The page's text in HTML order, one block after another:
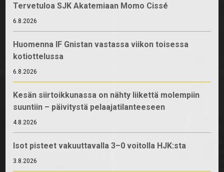
Tervetuloa SJK Akatemiaan Momo Cissé
6.8.2026
Huomenna IF Gnistan vastassa viikon toisessa
kotiottelussa
6.8.2026
Kesän siirtoikkunassa on nähty liikettä molempiin
suuntiin – päivitystä pelaajatilanteeseen
4.8.2026
Isot pisteet vakuuttavalla 3–0 voitolla HJK:sta
3.8.2026